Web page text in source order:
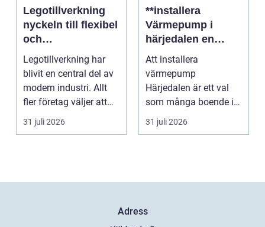
Legotillverkning
nyckeln till flexibel
och
kostnadseffektiv
produktion
Legotillverkning har
blivit en central del av
modern industri. Allt
fler företag väljer att
lägga ut...
31 juli 2026
**installera
Värmepump i
härjedalen en
hållbar
framtidslösning**
Att installera
värmepump
Härjedalen är ett val
som många boende i
denna vackra del av
Sverige gör fö...
31 juli 2026
Adress